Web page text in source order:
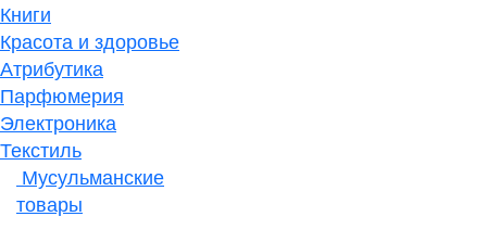
Книги
Красота и здоровье
Атрибутика
Парфюмерия
Электроника
Текстиль
Мусульманские
товары